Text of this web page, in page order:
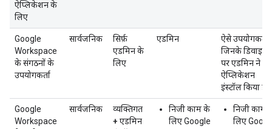
ऐप्लिकेशन के
लिए
Google
Workspace
के संगठनों के
उपयोगकर्ता
सार्वजनिक
सिर्फ़
एडमिन के
लिए
एडमिन
ऐसे उपयोगकर्ता
जिनके डिवाइस
पर एडमिन ने
ऐप्लिकेशन
इंस्टॉल किया है.
Google
Workspace
सार्वजनिक
व्यक्तिगत
+ एडमिन
निजी काम के
लिए Google
निजी काम
लिए